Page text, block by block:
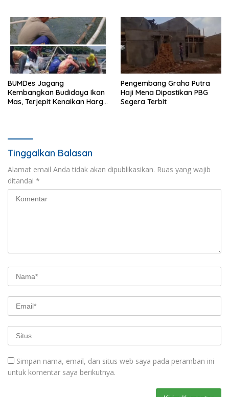
BUMDes Jagang
Kembangkan Budidaya Ikan
Mas, Terjepit Kenaikan Harga
Pengembang Graha Putra
Haji Mena Dipastikan PBG
Segera Terbit
Tinggalkan Balasan
Alamat email Anda tidak akan dipublikasikan. Ruas yang wajib
ditandai *
Simpan nama, email, dan situs web saya pada peramban ini
untuk komentar saya berikutnya.